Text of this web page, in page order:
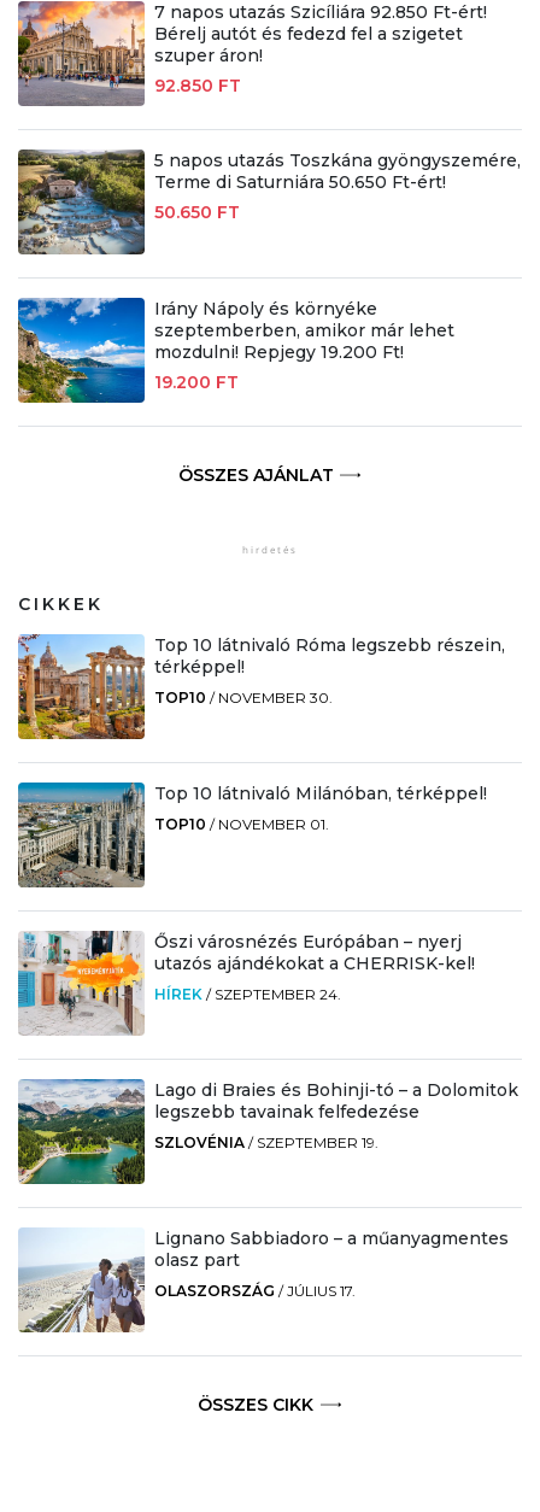
7 napos utazás Szicíliára 92.850 Ft-ért!
Bérelj autót és fedezd fel a szigetet
szuper áron!
92.850 FT
5 napos utazás Toszkána gyöngyszemére,
Terme di Saturniára 50.650 Ft-ért!
50.650 FT
Irány Nápoly és környéke
szeptemberben, amikor már lehet
mozdulni! Repjegy 19.200 Ft!
19.200 FT
ÖSSZES AJÁNLAT
CIKKEK
Top 10 látnivaló Róma legszebb részein,
térképpel!
TOP10 / NOVEMBER 30.
Top 10 látnivaló Milánóban, térképpel!
TOP10 / NOVEMBER 01.
Őszi városnézés Európában – nyerj
utazós ajándékokat a CHERRISK-kel!
HÍREK / SZEPTEMBER 24.
Lago di Braies és Bohinji-tó – a Dolomitok
legszebb tavainak felfedezése
SZLOVÉNIA / SZEPTEMBER 19.
Lignano Sabbiadoro – a műanyagmentes
olasz part
OLASZORSZÁG /JÚLIUS 17.
ÖSSZES CIKK